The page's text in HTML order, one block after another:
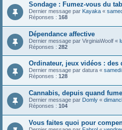
Sondage : Fumez-vous du
Dernier message par Kayaka «
Réponses : 168
Dépendance affective
Dernier message par VirginiaWoolf «
Réponses : 282
Ordinateur, jeux vidéos : des
Dernier message par datura «
Réponses : 128
Cannabis, depuis quand
Dernier message par Domly «
Réponses : 104
Vous faites quoi pour